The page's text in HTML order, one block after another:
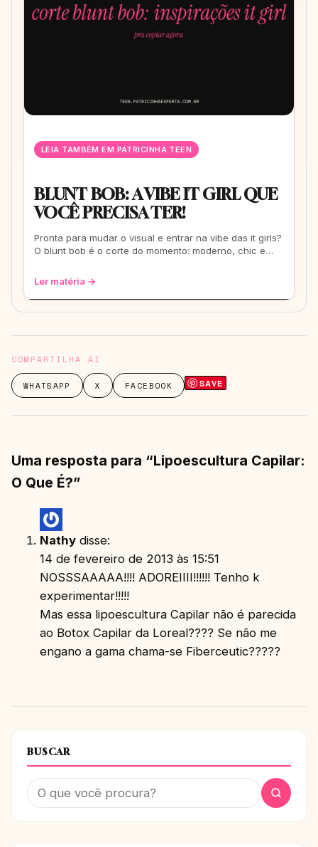
LEIA TAMBÉM EM PATRICINHA TEEN
BLUNT BOB: A VIBE IT GIRL QUE
VOCÊ PRECISA TER!
Pronta para mudar o visual e entrar na vibe das it girls?
O blunt bob é o corte do momento: moderno, chic e
Ler matéria →
COMPARTILHA AI
WHATSAPP X FACEBOOK SAVE
Uma resposta para “Lipoescultura Capilar:
O Que É?”
Nathy disse:
14 de fevereiro de 2013 às 15:51
NOSSSAAAAA!!!! ADOREIIII!!!!!! Tenho k
experimentar!!!!!
Mas essa lipoescultura Capilar não é parecida
ao Botox Capilar da Loreal???? Se não me
engano a gama chama-se Fiberceutic?????
BUSCAR